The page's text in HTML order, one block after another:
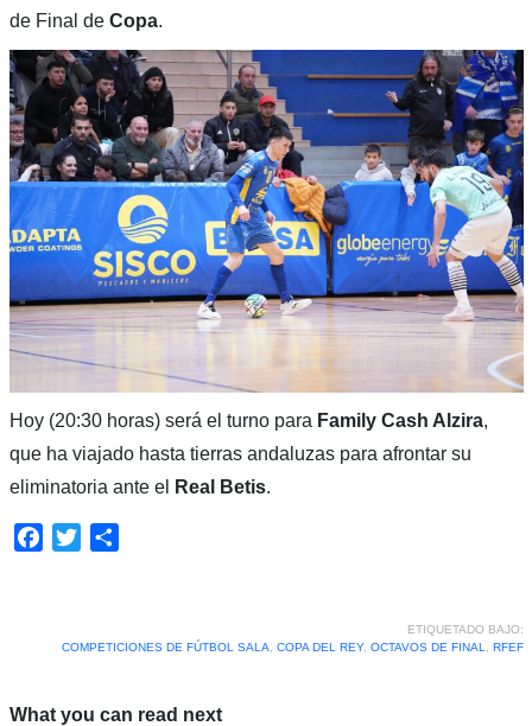
de Final de Copa.
Hoy (20:30 horas) será el turno para Family Cash Alzira,
que ha viajado hasta tierras andaluzas para afrontar su
eliminatoria ante el
Real Betis.
Facebook
Twitter
ETIQUETADO BAJO:
COMPETICIONES DE FÚTBOL SALA
COPA DEL REY, OCTAVOS DE FINAL RFEF
What you can read next